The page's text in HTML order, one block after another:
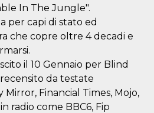
In The Jungle".
per capi di stato ed
che copre oltre 4 decadi e
il 10 Gennaio per Blind
da testate
Mirror, Financial Times, Mojo,
radio come BBC6, Fip
Este es un
identificador de
general que se
utiliza para
sesión del
usuario.
Normalmente es